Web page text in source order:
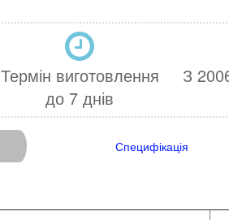
Термін виготовлення
до 7 днів
З
Специфікація